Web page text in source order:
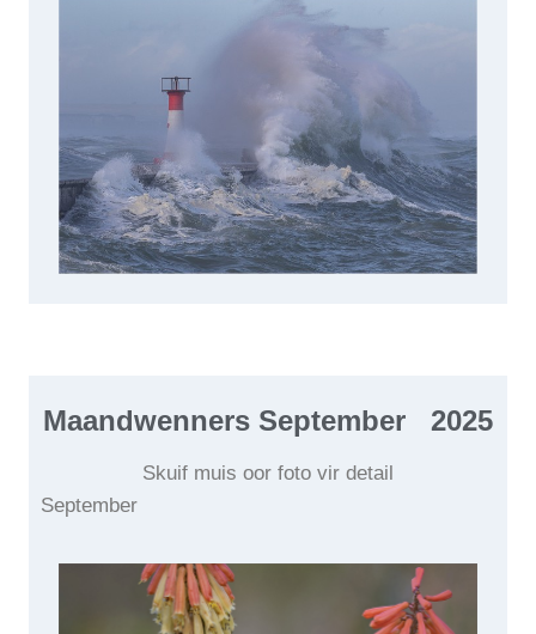
Maandwenners September 2025
Skuif muis oor foto vir detail
September